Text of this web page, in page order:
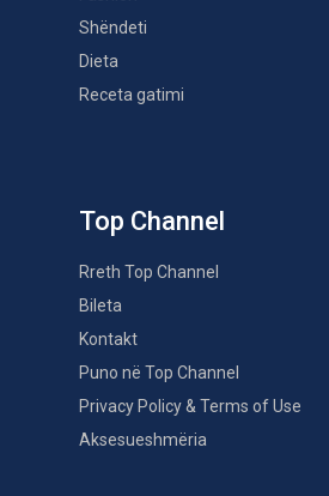
Shëndeti
Dieta
Receta gatimi
Top Channel
Rreth Top Channel
Bileta
Kontakt
Puno në Top Channel
Privacy Policy & Terms of Use
Aksesueshmëria